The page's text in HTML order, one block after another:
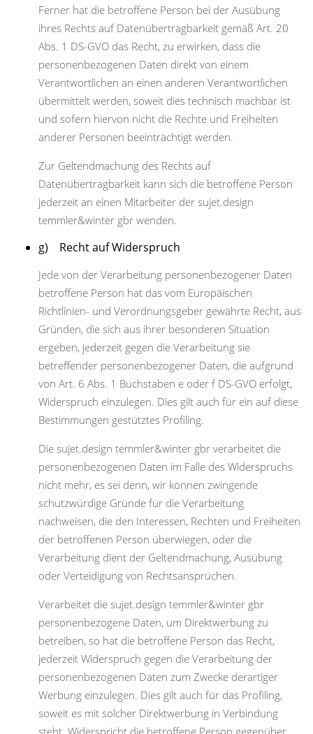
Ferner hat die betroffene Person bei der Ausübung
ihres Rechts auf Datenübertragbarkeit gemäß Art. 20
Abs. 1 DS-GVO das Recht, zu erwirken, dass die
personenbezogenen Daten direkt von einem
Verantwortlichen an einen anderen Verantwortlichen
übermittelt werden, soweit dies technisch machbar ist
und sofern hiervon nicht die Rechte und Freiheiten
anderer Personen beeinträchtigt werden.
Zur Geltendmachung des Rechts auf
Datenübertragbarkeit kann sich die betroffene Person
jederzeit an einen Mitarbeiter der sujet.design
temmler&winter gbr wenden.
g) Recht auf Widerspruch
Jede von der Verarbeitung personenbezogener Daten
betroffene Person hat das vom Europäischen
Richtlinien- und Verordnungsgeber gewährte Recht, aus
Gründen, die sich aus ihrer besonderen Situation
ergeben, jederzeit gegen die Verarbeitung sie
betreffender personenbezogener Daten, die aufgrund
von Art. 6 Abs. 1 Buchstaben e oder f DS-GVO erfolgt,
Widerspruch einzulegen. Dies gilt auch für ein auf diese
Bestimmungen gestütztes Profiling.
Die sujet.design temmler&winter gbr verarbeitet die
personenbezogenen Daten im Falle des Widerspruchs
nicht mehr, es sei denn, wir können zwingende
schutzwürdige Gründe für die Verarbeitung
nachweisen, die den Interessen, Rechten und Freiheiten
der betroffenen Person überwiegen, oder die
Verarbeitung dient der Geltendmachung, Ausübung
oder Verteidigung von Rechtsansprüchen.
Verarbeitet die sujet.design temmler&winter gbr
personenbezogene Daten, um Direktwerbung zu
betreiben, so hat die betroffene Person das Recht,
jederzeit Widerspruch gegen die Verarbeitung der
personenbezogenen Daten zum Zwecke derartiger
Werbung einzulegen. Dies gilt auch für das Profiling,
soweit es mit solcher Direktwerbung in Verbindung
steht. Widerspricht die betroffene Person gegenüber